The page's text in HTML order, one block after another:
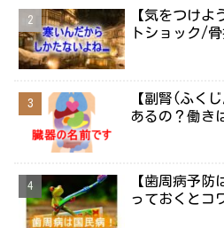
【気をつけよ
トショック/
【副腎(ふく
あるの？働き
【歯周病予
っておくとコ